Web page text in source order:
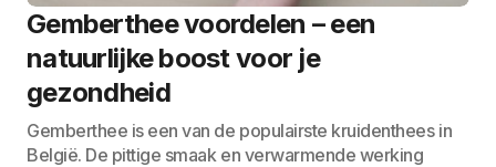
Gemberthee voordelen – een
natuurlijke boost voor je
gezondheid
Gemberthee is een van de populairste kruidenthees in
België. De pittige smaak en verwarmende werking